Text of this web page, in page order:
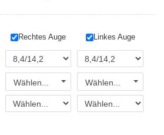
Rechtes Auge Linkes Auge
Wählen... Wählen...